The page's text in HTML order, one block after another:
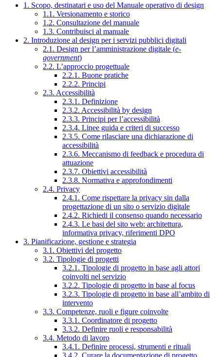
1. Scopo, destinatari e uso del Manuale operativo di design
1.1. Versionamento e storico
1.2. Consultazione del manuale
1.3. Contribuisci al manuale
2. Introduzione al design per i servizi pubblici digitali
2.1. Design per l’amministrazione digitale (e-
government)
2.2. L’approccio progettuale
2.2.1. Buone pratiche
2.2.2. Principi
2.3. Accessibilità
2.3.1. Definizione
2.3.2. Accessibilità by design
2.3.3. Principi per l’accessibilità
2.3.4. Linee guida e criteri di successo
2.3.5. Come rilasciare una dichiarazione di
accessibilità
2.3.6. Meccanismo di feedback e procedura di
attuazione
2.3.7. Obiettivi accessibilità
2.3.8. Normativa e approfondimenti
2.4. Privacy
2.4.1. Come rispettare la privacy sin dalla
progettazione di un sito o servizio digitale
2.4.2. Richiedi il consenso quando necessario
2.4.3. Le basi del sito web: architettura,
informativa privacy, riferimenti DPO
3. Pianificazione, gestione e strategia
3.1. Obiettivi del progetto
3.2. Tipologie di progetti
3.2.1. Tipologie di progetto in base agli attori
coinvolti nel servizio
3.2.2. Tipologie di progetto in base al focus
3.2.3. Tipologie di progetto in base all’ambito di
intervento
3.3. Competenze, ruoli e figure coinvolte
3.3.1. Coordinatore di progetto
3.3.2. Definire ruoli e responsabilità
3.4. Metodo di lavoro
3.4.1. Definire processi, strumenti e rituali
3.4.2. Curare la documentazione di progetto